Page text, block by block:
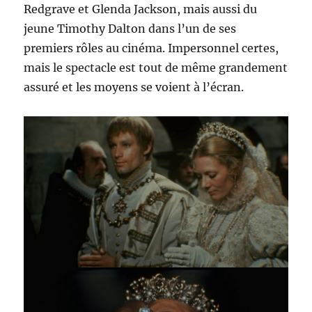
Redgrave et Glenda Jackson, mais aussi du
jeune Timothy Dalton dans l’un de ses
premiers rôles au cinéma. Impersonnel certes,
mais le spectacle est tout de même grandement
assuré et les moyens se voient à l’écran.